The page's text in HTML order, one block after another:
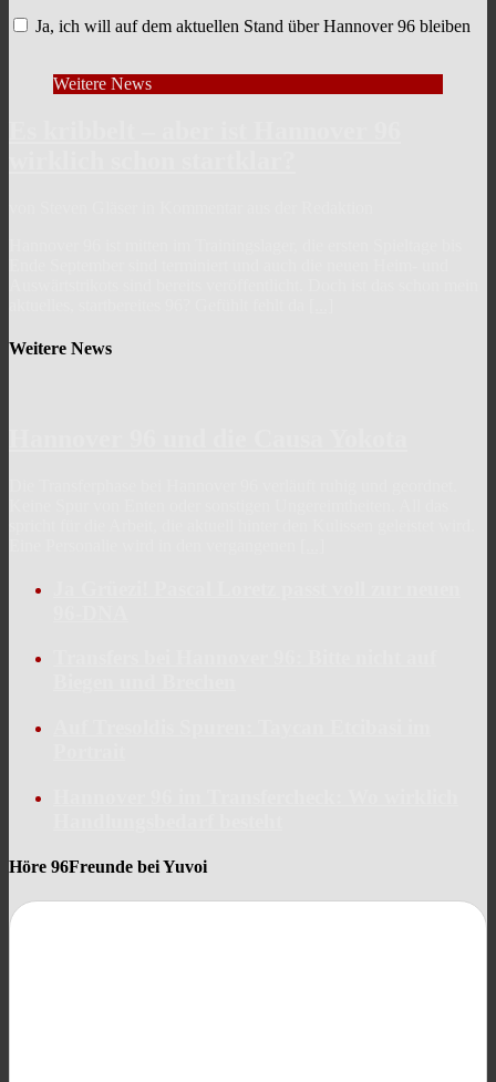
Ja, ich will auf dem aktuellen Stand über Hannover 96 bleiben
Weitere News
Weitere News
Höre 96Freunde bei Yuvoi